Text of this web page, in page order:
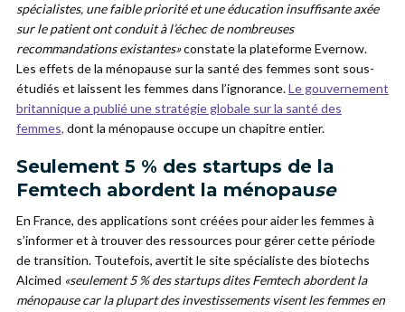
spécialistes, une faible priorité et une éducation insuffisante axée
sur le patient ont conduit à l’échec de nombreuses
recommandations existantes»constate la plateforme Evernow.
Les effets de la ménopause sur la santé des femmes sont sous-
étudiés et laissent les femmes dans l’ignorance.Le gouvernement
britannique a publié une stratégie globale sur la santé des
femmes, dont la ménopause occupe un chapitre entier.
Seulement 5 % des startups de la
Femtech abordent la ménopause
En France, des applications sont créées pour aider les femmes à
s’informer et à trouver des ressources pour gérer cette période
de transition. Toutefois, avertit le site spécialiste des biotechs
Alcimed «seulement 5 % des startups dites Femtech abordent la
ménopause car la plupart des investissements visent les femmes en